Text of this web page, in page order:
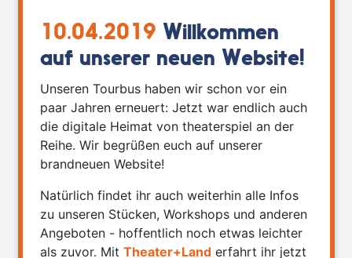
10.04.2019 Willkommen
auf unserer neuen Website!
Unseren Tourbus haben wir schon vor ein
paar Jahren erneuert: Jetzt war endlich auch
die digitale Heimat von theaterspiel an der
Reihe. Wir begrüßen euch auf unserer
brandneuen Website!
Natürlich findet ihr auch weiterhin alle Infos
zu unseren Stücken, Workshops und anderen
Angeboten - hoffentlich noch etwas leichter
als zuvor. MitTheater+Land erfahrt ihr jetzt